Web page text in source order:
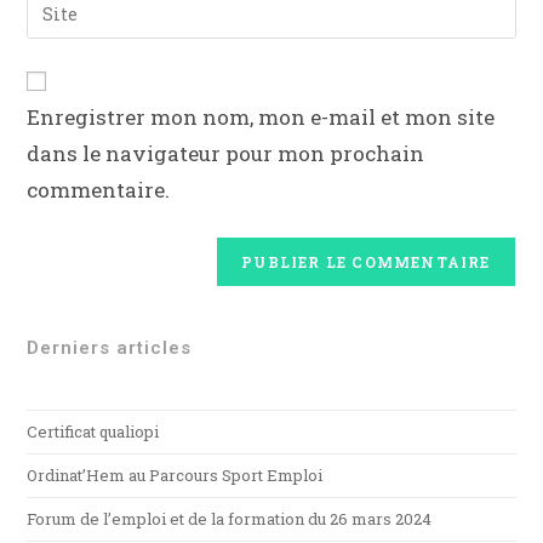
Enregistrer mon nom, mon e-mail et mon site
dans le navigateur pour mon prochain
commentaire.
Derniers articles
Certificat qualiopi
Ordinat’Hem au Parcours Sport Emploi
Forum de l’emploi et de la formation du 26 mars 2024